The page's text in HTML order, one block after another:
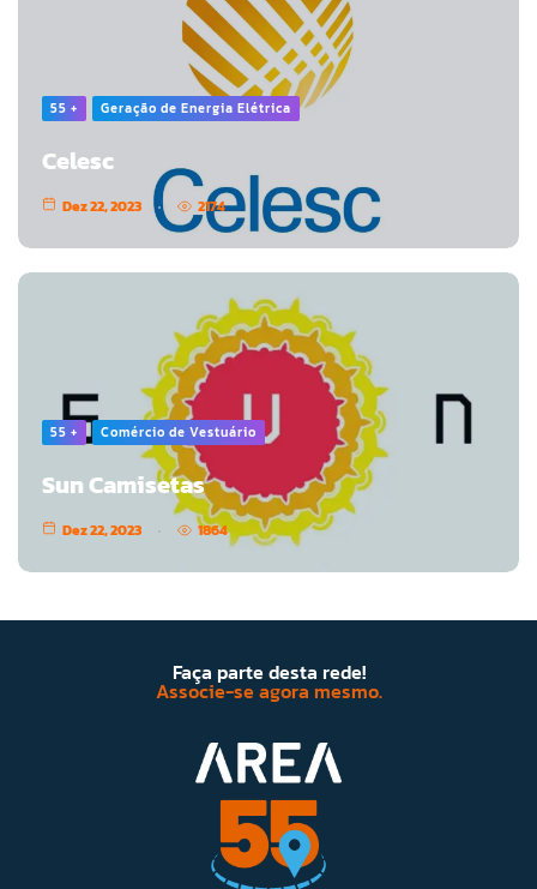
55 + Geração de Energia Elétrica
Celesc
Dez 22, 2023 2174
55 + Comércio de Vestuário
Sun Camisetas
Dez 22, 2023 1864
Faça parte desta rede!
Associe-se agora mesmo.